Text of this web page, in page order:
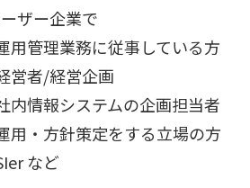
ザー企業で
用管理業務に従事している方
営者/経営企画
内情報システムの企画担当者
用・方針策定をする立場の方
など